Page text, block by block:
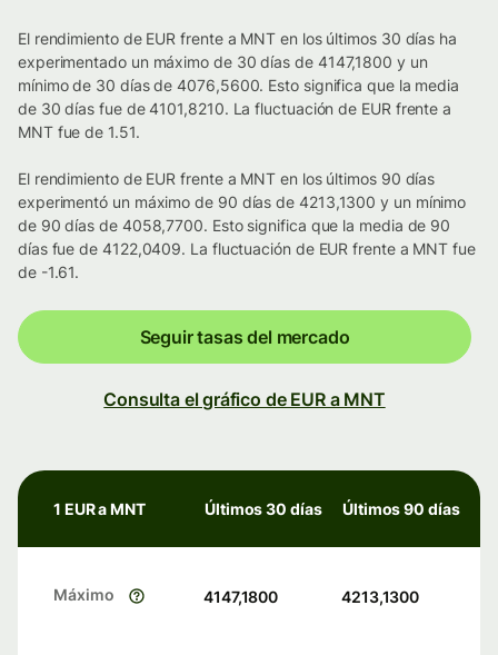
El rendimiento de EUR frente a MNT en los últimos 30 días ha
experimentado un máximo de 30 días de 4147,1800 y un
mínimo de 30 días de 4076,5600. Esto significa que la media
de 30 días fue de 4101,8210. La fluctuación de EUR frente a
MNT fue de 1.51.
El rendimiento de EUR frente a MNT en los últimos 90 días
experimentó un máximo de 90 días de 4213,1300 y un mínimo
de 90 días de 4058,7700. Esto significa que la media de 90
días fue de 4122,0409. La fluctuación de EUR frente a MNT fue
de -1.61.
Seguir tasas del mercado
Consulta el gráfico de EUR a MNT
1 EUR a MNT Últimos 30 días Últimos 90 días
Máximo 4147,1800 4213,1300